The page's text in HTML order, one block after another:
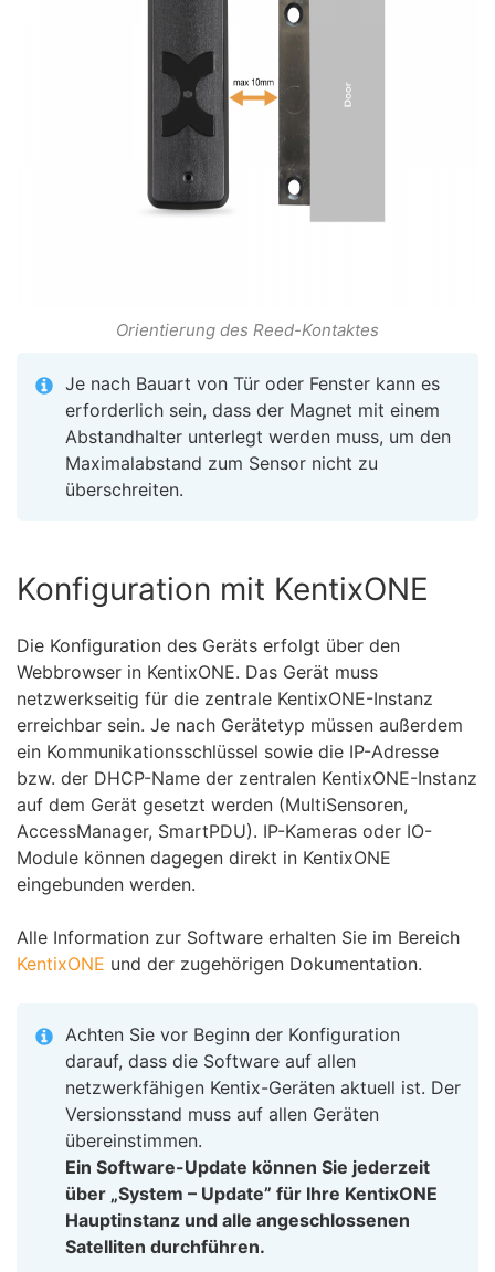
Orientierung des Reed-Kontaktes
Je nach Bauart von Tür oder Fenster kann es
erforderlich sein, dass der Magnet mit einem
Abstandhalter unterlegt werden muss, um den
Maximalabstand zum Sensor nicht zu
überschreiten.
Konfiguration mit KentixONE
Die Konfiguration des Geräts erfolgt über den
Webbrowser in KentixONE. Das Gerät muss
netzwerkseitig für die zentrale KentixONE-Instanz
erreichbar sein. Je nach Gerätetyp müssen außerdem
ein Kommunikationsschlüssel sowie die IP-Adresse
bzw. der DHCP-Name der zentralen KentixONE-Instanz
auf dem Gerät gesetzt werden (MultiSensoren,
AccessManager, SmartPDU). IP-Kameras oder IO-
Module können dagegen direkt in KentixONE
eingebunden werden.
Alle Information zur Software erhalten Sie im Bereich
KentixONE und der zugehörigen Dokumentation.
Achten Sie vor Beginn der Konfiguration
darauf, dass die Software auf allen
netzwerkfähigen Kentix-Geräten aktuell ist. Der
Versionsstand muss auf allen Geräten
übereinstimmen.
Ein Software-Update können Sie jederzeit
über „System – Update” für Ihre KentixONE
Hauptinstanz und alle angeschlossenen
Satelliten durchführen.